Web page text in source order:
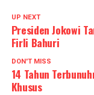
UP NEXT
Presiden Jokowi
Firli Bahuri
DON'T MISS
14 Tahun
Khusus